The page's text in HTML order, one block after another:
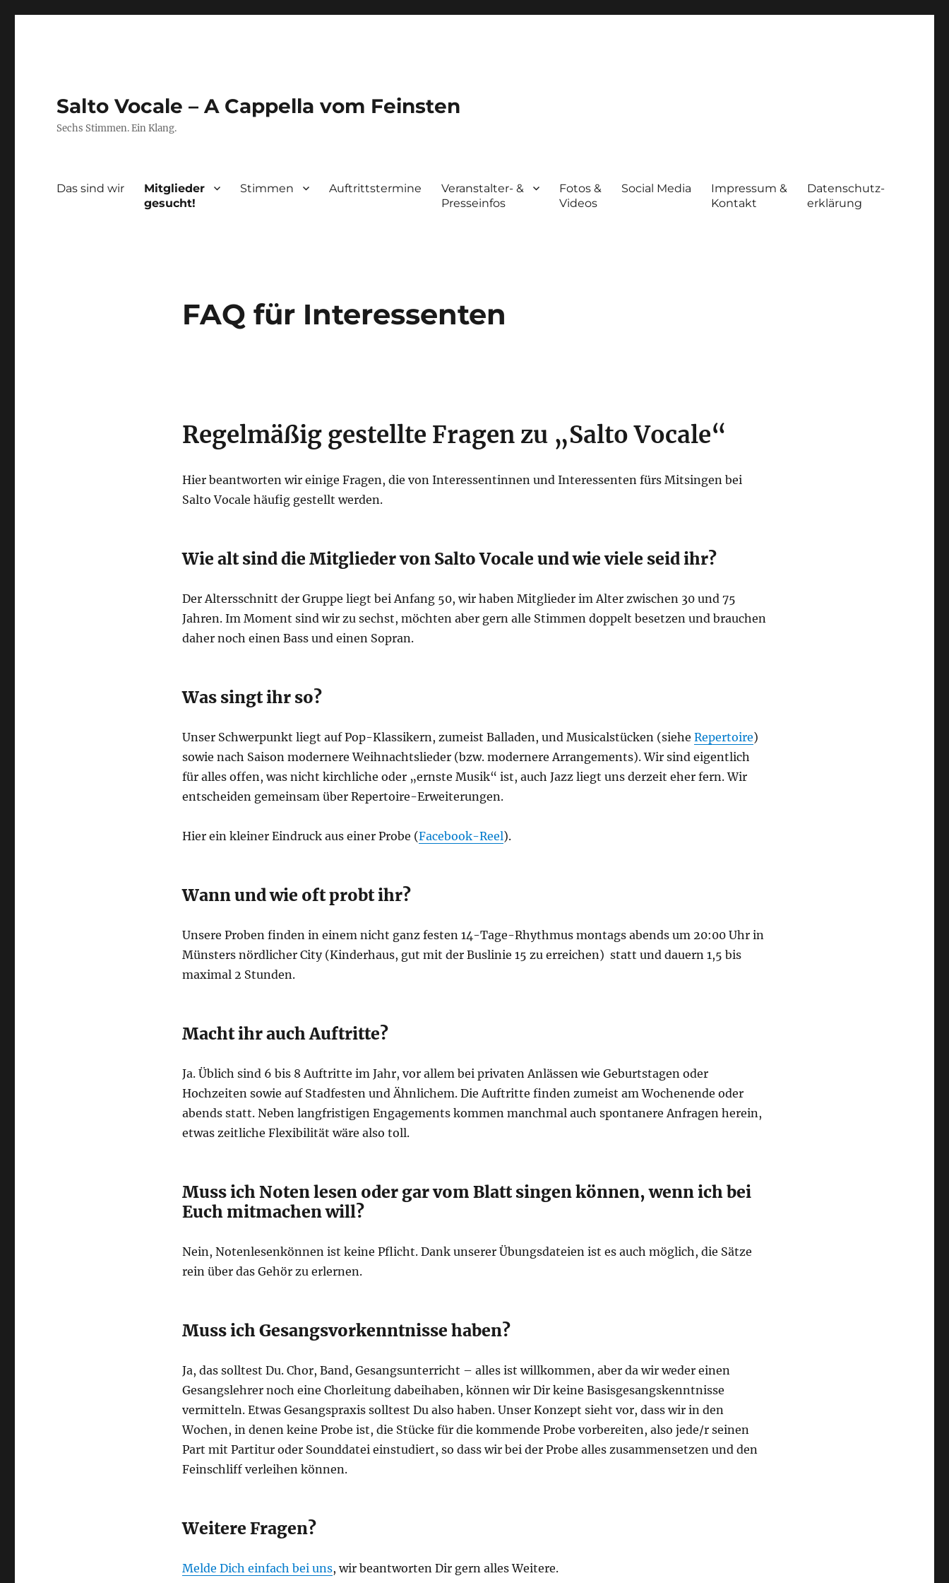
Salto Vocale – A Cappella vom Feinsten
Sechs Stimmen. Ein Klang.
Das sind wir
Mitglieder
gesucht!
Stimmen Auftrittstermine
Veranstalter- &
Presseinfos
Fotos &
Videos
Social Media
Impressum &
Kontakt
Datenschutz-
erklärung
FAQ für Interessenten
Regelmäßig gestellte Fragen zu „Salto Vocale“
Hier beantworten wir einige Fragen, die von Interessentinnen und Interessenten fürs Mitsingen bei
Salto Vocale häufig gestellt werden.
Wie alt sind die Mitglieder von Salto Vocale und wie viele seid ihr?
Der Altersschnitt der Gruppe liegt bei Anfang 50, wir haben Mitglieder im Alter zwischen 30 und 75
Jahren. Im Moment sind wir zu sechst, möchten aber gern alle Stimmen doppelt besetzen und brauchen
daher noch einen Bass und einen Sopran.
Was singt ihr so?
Unser Schwerpunkt liegt auf Pop-Klassikern, zumeist Balladen, und Musicalstücken (siehe Repertoire)
sowie nach Saison modernere Weihnachtslieder (bzw. modernere Arrangements). Wir sind eigentlich
für alles offen, was nicht kirchliche oder „ernste Musik“ ist, auch Jazz liegt uns derzeit eher fern. Wir
entscheiden gemeinsam über Repertoire-Erweiterungen.
Hier ein kleiner Eindruck aus einer Probe (Facebook-Reel).
Wann und wie oft probt ihr?
Unsere Proben finden in einem nicht ganz festen 14-Tage-Rhythmus montags abends um 20:00 Uhr in
Münsters nördlicher City (Kinderhaus, gut mit der Buslinie 15 zu erreichen) statt und dauern 1,5 bis
maximal 2 Stunden.
Macht ihr auch Auftritte?
Ja. Üblich sind 6 bis 8 Auftritte im Jahr, vor allem bei privaten Anlässen wie Geburtstagen oder
Hochzeiten sowie auf Stadfesten und Ähnlichem. Die Auftritte finden zumeist am Wochenende oder
abends statt. Neben langfristigen Engagements kommen manchmal auch spontanere Anfragen herein,
etwas zeitliche Flexibilität wäre also toll.
Muss ich Noten lesen oder gar vom Blatt singen können, wenn ich bei
Euch mitmachen will?
Nein, Notenlesenkönnen ist keine Pflicht. Dank unserer Übungsdateien ist es auch möglich, die Sätze
rein über das Gehör zu erlernen.
Muss ich Gesangsvorkenntnisse haben?
Ja, das solltest Du. Chor, Band, Gesangsunterricht – alles ist willkommen, aber da wir weder einen
Gesangslehrer noch eine Chorleitung dabeihaben, können wir Dir keine Basisgesangskenntnisse
vermitteln. Etwas Gesangspraxis solltest Du also haben. Unser Konzept sieht vor, dass wir in den
Wochen, in denen keine Probe ist, die Stücke für die kommende Probe vorbereiten, also jede/r seinen
Part mit Partitur oder Sounddatei einstudiert, so dass wir bei der Probe alles zusammensetzen und den
Feinschliff verleihen können.
Weitere Fragen?
Melde Dich einfach bei uns, wir beantworten Dir gern alles Weitere.